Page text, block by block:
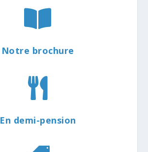

Notre brochure

En demi-pension